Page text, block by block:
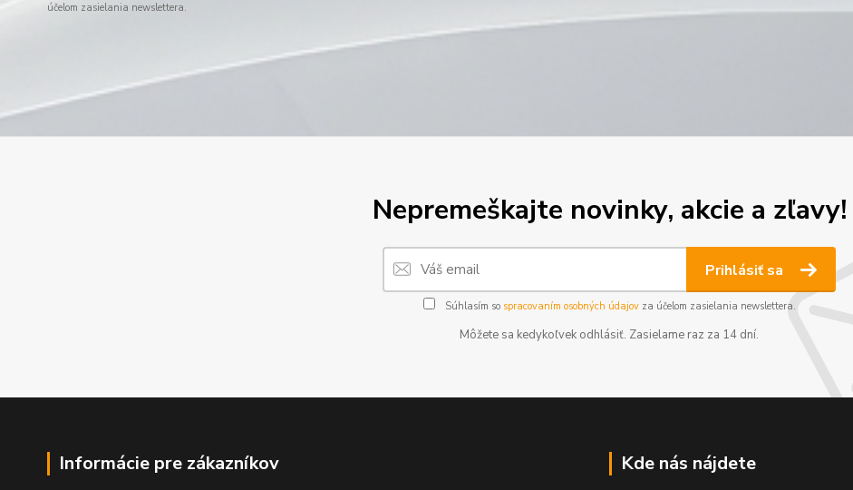
účelom zasielania newslettera.
Nepremeškajte novinky, akcie a zľavy!
Prihlásiť sa
Súhlasím so spracovaním osobných údajovza účelom zasielania newslettera.
Môžete sa kedykoľvek odhlásiť. Zasielame raz za 14 dní.
Informácie pre zákazníkov Kde nás nájdete